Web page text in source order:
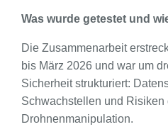
Was wurde getestet und
Die Zusammenarbeit
bis März 2026 und war um
Sicherheit strukturiert:
Schwachstellen und Risiken
Drohnenmanipulation.